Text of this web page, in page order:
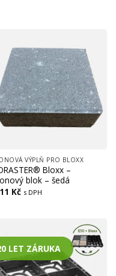
VÝPLŇ PRO BLOXX
Bloxx –
blok – šedá
Kč s DPH
LET ZÁRUKA